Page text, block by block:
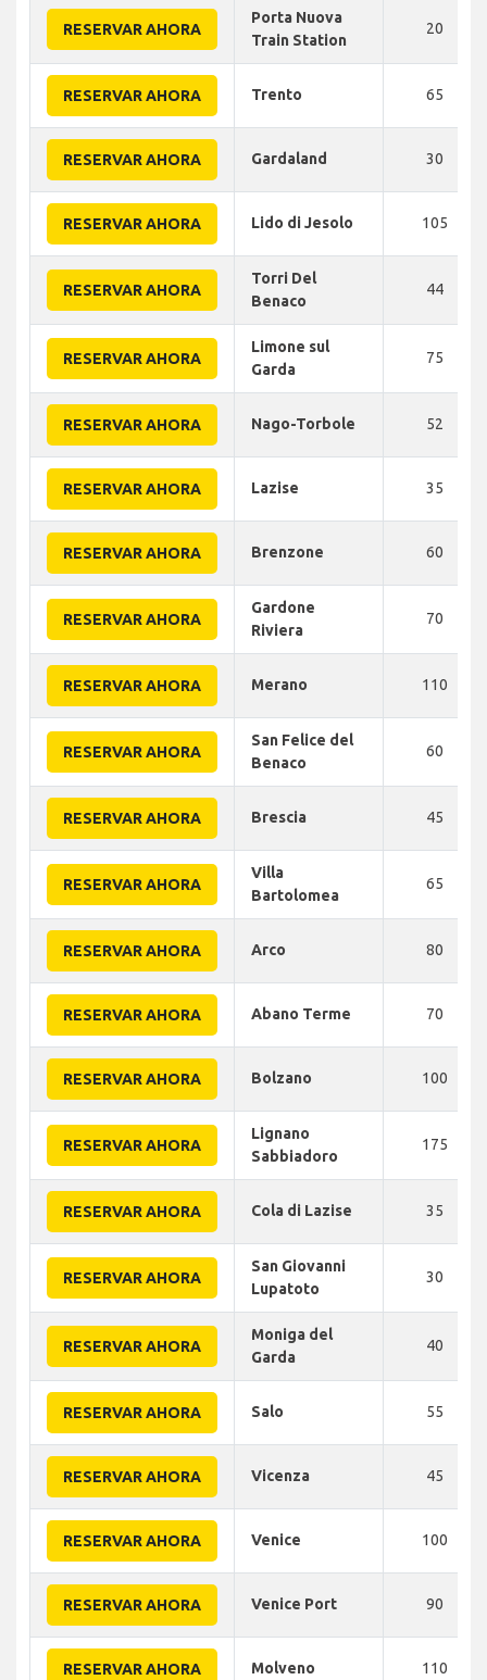
RESERVAR AHORA
Porta Nuova
Train Station
20
RESERVAR AHORA Trento 65
RESERVAR AHORA Gardaland 30
RESERVAR AHORA Lido di Jesolo 105
RESERVAR AHORA
Torri Del
Benaco
44
RESERVAR AHORA
Limone sul
Garda
75
RESERVAR AHORA Nago-Torbole 52
RESERVAR AHORA Lazise 35
RESERVAR AHORA Brenzone 60
RESERVAR AHORA
Gardone
Riviera
70
RESERVAR AHORA Merano 110
RESERVAR AHORA
San Felice del
Benaco
60
RESERVAR AHORA Brescia 45
RESERVAR AHORA
Villa
Bartolomea
65
RESERVAR AHORA Arco 80
RESERVAR AHORA Abano Terme 70
RESERVAR AHORA Bolzano 100
RESERVAR AHORA
Lignano
Sabbiadoro
175
RESERVAR AHORA Cola di Lazise 35
RESERVAR AHORA
San Giovanni
Lupatoto
30
RESERVAR AHORA
Moniga del
Garda
40
RESERVAR AHORA Salo 55
RESERVAR AHORA Vicenza 45
RESERVAR AHORA Venice 100
RESERVAR AHORA Venice Port 90
RESERVAR AHORA Molveno 110